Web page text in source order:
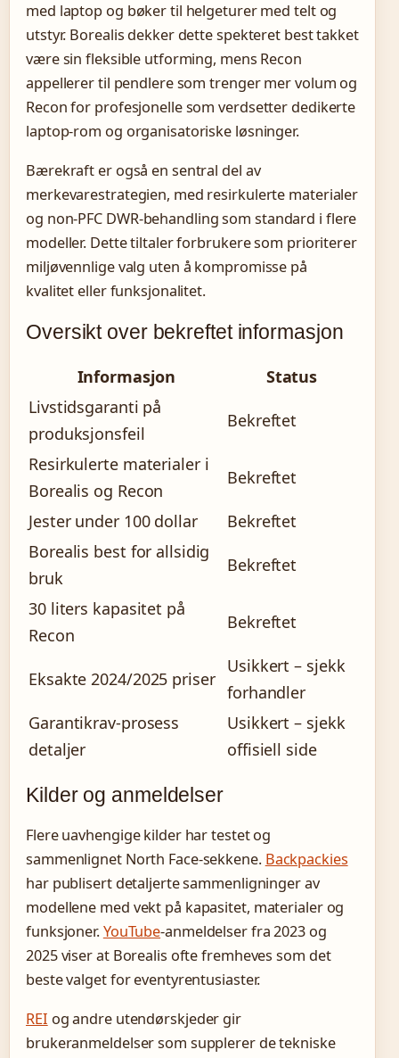
med laptop og bøker til helgeturer med telt og
utstyr. Borealis dekker dette spekteret best takket
være sin fleksible utforming, mens Recon
appellerer til pendlere som trenger mer volum og
Recon for profesjonelle som verdsetter dedikerte
laptop-rom og organisatoriske løsninger.
Bærekraft er også en sentral del av
merkevarestrategien, med resirkulerte materialer
og non-PFC DWR-behandling som standard i flere
modeller. Dette tiltaler forbrukere som prioriterer
miljøvennlige valg uten å kompromisse på
kvalitet eller funksjonalitet.
Oversikt over bekreftet informasjon
Informasjon
Status
Livstidsgaranti på
produksjonsfeil
Bekreftet
Resirkulerte materialer i
Borealis og Recon
Bekreftet
Jester under 100 dollar
Bekreftet
Borealis best for allsidig
bruk
Bekreftet
30 liters kapasitet på
Recon
Bekreftet
Eksakte 2024/2025 priser
Usikkert – sjekk
forhandler
Garantikrav-prosess
detaljer
Usikkert – sjekk
offisiell side
Kilder og anmeldelser
Flere uavhengige kilder har testet og
sammenlignet North Face-sekkene. Backpackies
har publisert detaljerte sammenligninger av
modellene med vekt på kapasitet, materialer og
funksjoner.YouTube-anmeldelser fra 2023 og
2025 viser at Borealis ofte fremheves som det
beste valget for eventyrentusiaster.
REI og andre utendørskjeder gir
brukeranmeldelser som supplerer de tekniske